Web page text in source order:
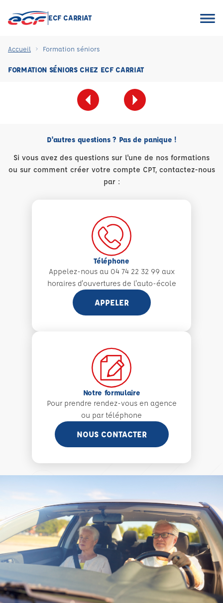
ECF CARRIAT
Accueil Formation séniors
FORMATION SÉNIORS CHEZ ECF CARRIAT
D'autres questions ? Pas de panique !
Si vous avez des questions sur l'une de nos formations
ou sur comment créer votre compte CPT, contactez-nous
par :
Téléphone
Appelez-nous au 04 74 22 32 99 aux
horaires d'ouvertures de l'auto-école
APPELER
Notre formulaire
Pour prendre rendez-vous en agence
ou par téléphone
NOUS CONTACTER